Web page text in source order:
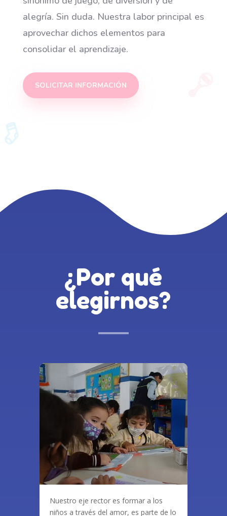
alegría. Sin duda. Nuestra labor principal es
aprovechar dichos elementos para
consolidar el aprendizaje.
SOLICITAR INFORMACIÓN
¿Por qué
elegirnos?
Nuestro eje rector es formar a los
niños a través del amor, es parte de lo